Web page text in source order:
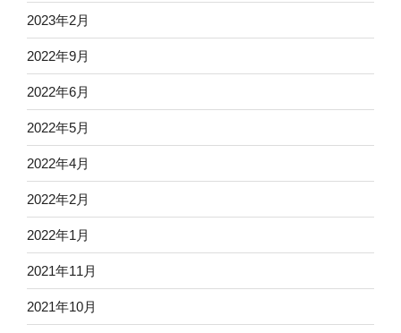
2023年2月
2022年9月
2022年6月
2022年5月
2022年4月
2022年2月
2022年1月
2021年11月
2021年10月